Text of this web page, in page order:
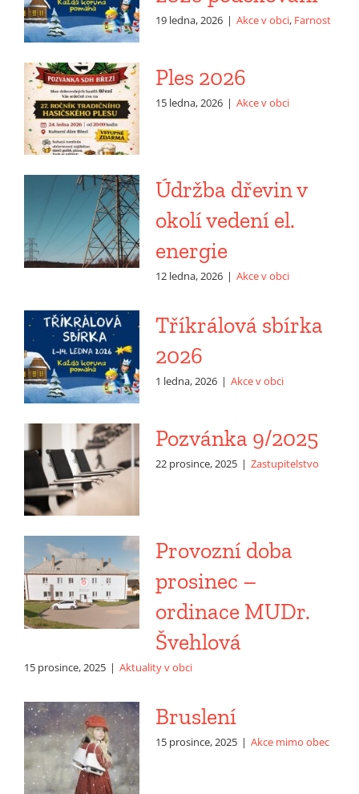
19 ledna, 2026 | Akce v obci, Farnost
Ples 2026
15 ledna, 2026 | Akce v obci
Údržba dřevin v
okolí vedení el.
energie
12 ledna, 2026 | Akce v obci
Tříkrálová sbírka
2026
1 ledna, 2026 | Akce v obci
Pozvánka 9/2025
22 prosince, 2025 | Zastupitelstvo
Provozní doba
prosinec –
ordinace MUDr.
Švehlová
15 prosince, 2025 | Aktuality v obci
Bruslení
15 prosince, 2025 | Akce mimo obec